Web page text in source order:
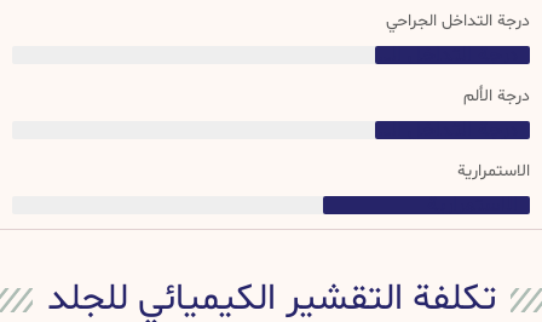
درجة التداخل الجراحي
درجة التداخل الجراحي
درجة الألم
درجة التداخل الجراحي
الاستمرارية
الاستمرارية
تكلفة التقشير الكيميائي للجلد